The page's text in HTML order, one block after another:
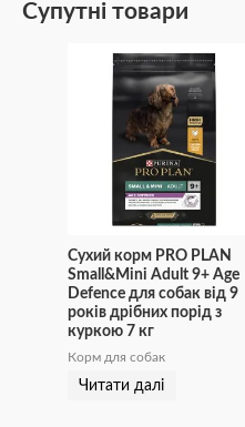
Супутні товари
Сухий корм PRO PLAN
Small&Mini Adult 9+ Age
Defence для собак від 9
років дрібних порід з
куркою 7 кг
Корм для собак
Читати далі